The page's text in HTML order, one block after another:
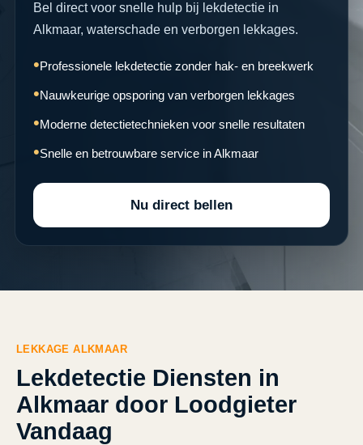
Bel direct voor snelle hulp bij lekdetectie in
Alkmaar, waterschade en verborgen lekkages.
Professionele lekdetectie zonder hak- en breekwerk
Nauwkeurige opsporing van verborgen lekkages
Moderne detectietechnieken voor snelle resultaten
Snelle en betrouwbare service in Alkmaar
Nu direct bellen
LEKKAGE ALKMAAR
Lekdetectie Diensten in
Alkmaar door Loodgieter
Vandaag